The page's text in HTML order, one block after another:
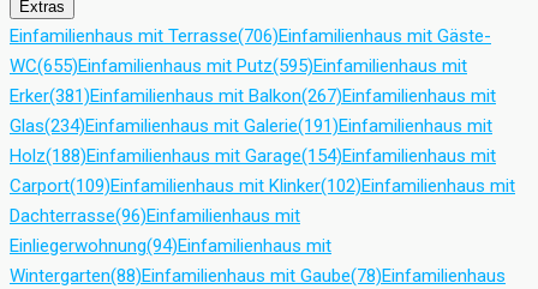
Extras
Einfamilienhaus mit Terrasse(706)Einfamilienhaus mit Gäste-
WC(655)Einfamilienhaus mit Putz(595)Einfamilienhaus mit
Erker(381)Einfamilienhaus mit Balkon(267)Einfamilienhaus mit
Glas(234)Einfamilienhaus mit Galerie(191)Einfamilienhaus mit
Holz(188)Einfamilienhaus mit Garage(154)Einfamilienhaus mit
Carport(109)Einfamilienhaus mit Klinker(102)Einfamilienhaus mit
Dachterrasse(96)Einfamilienhaus mit
Einliegerwohnung(94)Einfamilienhaus mit
Wintergarten(88)Einfamilienhaus mit Gaube(78)Einfamilienhaus